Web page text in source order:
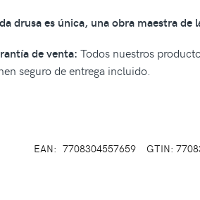
drusa es única, una obra maestra
de venta: Todos nuestros
seguro de entrega incluido.
EAN: 7708304557659 GTIN: